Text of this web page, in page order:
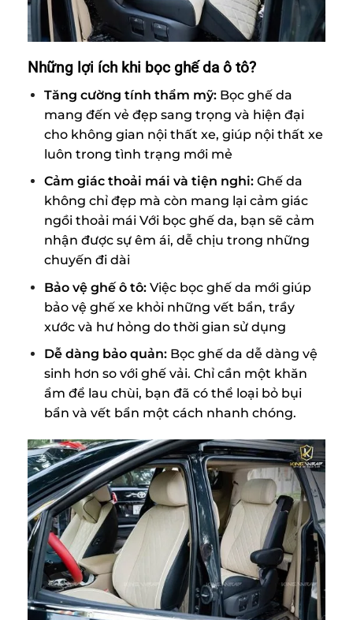
Những lợi ích khi bọc ghế da ô tô?
Tăng cường tính thẩm mỹ: Bọc ghế da
mang đến vẻ đẹp sang trọng và hiện đại
cho không gian nội thất xe, giúp nội thất xe
luôn trong tình trạng mới mẻ
Cảm giác thoải mái và tiện nghi: Ghế da
không chỉ đẹp mà còn mang lại cảm giác
ngồi thoải mái Với bọc ghế da, bạn sẽ cảm
nhận được sự êm ái, dễ chịu trong những
chuyến đi dài
Bảo vệ ghế ô tô: Việc bọc ghế da mới giúp
bảo vệ ghế xe khỏi những vết bẩn, trầy
xước và hư hỏng do thời gian sử dụng
Dễ dàng bảo quản: Bọc ghế da dễ dàng vệ
sinh hơn so với ghế vải. Chỉ cần một khăn
ẩm để lau chùi, bạn đã có thể loại bỏ bụi
bẩn và vết bẩn một cách nhanh chóng.